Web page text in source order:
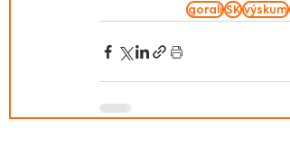
gorali SK výskum